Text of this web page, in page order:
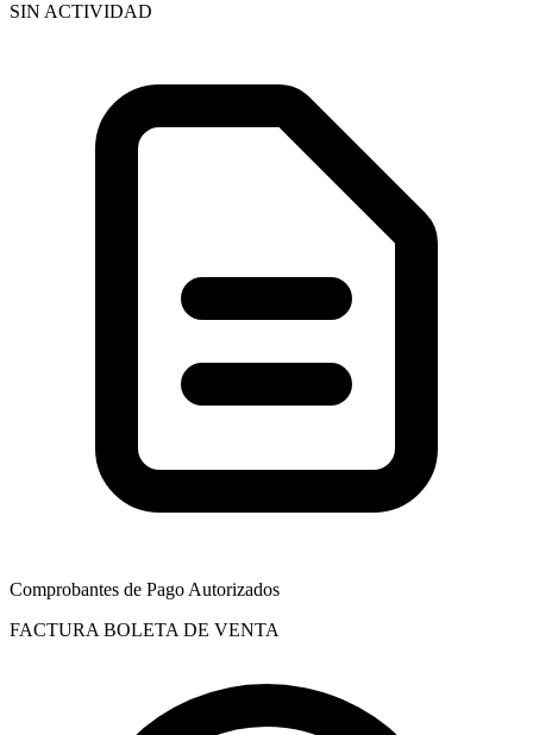
SIN ACTIVIDAD
Comprobantes de Pago Autorizados
FACTURA BOLETA DE VENTA